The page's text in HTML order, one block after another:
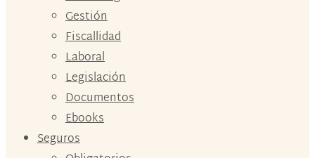
Gestión
Fiscallidad
Laboral
Legislación
Documentos
Ebooks
Seguros